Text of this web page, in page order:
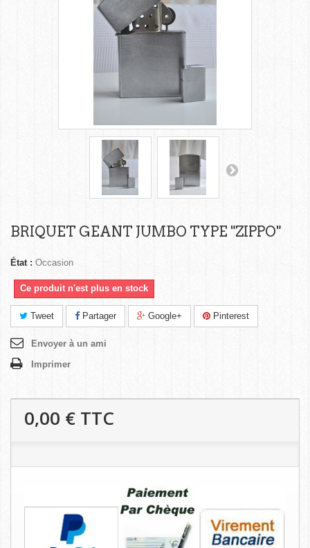
BRIQUET GEANT JUMBO TYPE "ZIPPO"
État : Occasion
Ce produit n'est plus en stock
Tweet Partager Google+ Pinterest
Envoyer à un ami
Imprimer
0,00 € TTC